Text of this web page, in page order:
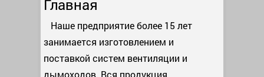
Главная
Наше предприятие более 15 лет
занимается изготовлением и
поставкой систем вентиляции и
дымоходов. Вся продукция